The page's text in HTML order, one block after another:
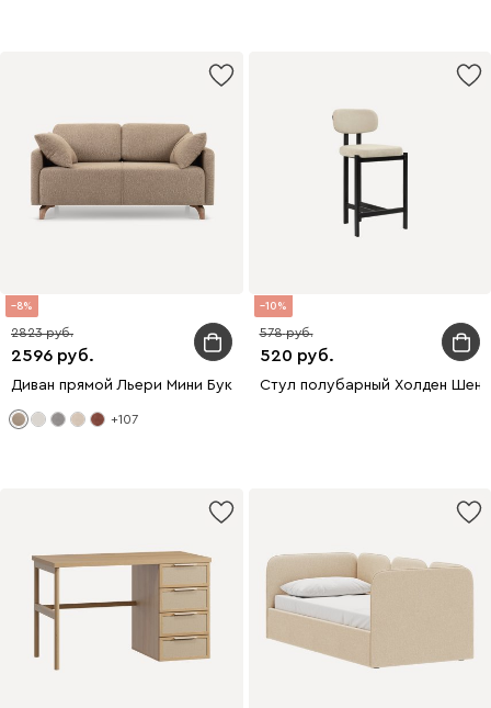
8
2596
2823
Диван прямой Льери Мини Букле Бежевый
+107
10
520
578
Стул полубарный Холден